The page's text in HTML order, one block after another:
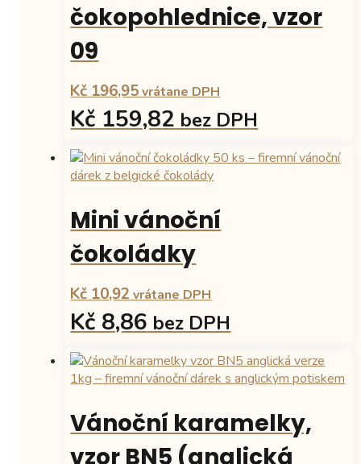
čokopohlednice, vzor
09
Kč 196,95vrátane DPH
Kč 159,82 bez DPH
Tento
produkt
má
variant.
Možnosti
lze
na
stránce
produktu
Mini vánoční
čokoládky
Kč 10,92vrátane DPH
Kč 8,86 bez DPH
Vánoční karamelky,
vzor BN5 (anglická